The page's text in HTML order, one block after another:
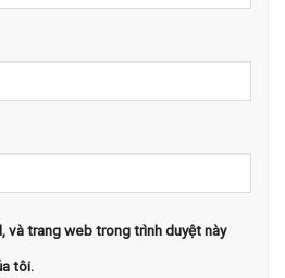
và trang web trong trình duyệt này
tôi.